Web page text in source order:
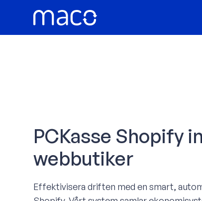
innehåll
PCKasse Shopify
webbutiker
Effektivisera driften med en smart,